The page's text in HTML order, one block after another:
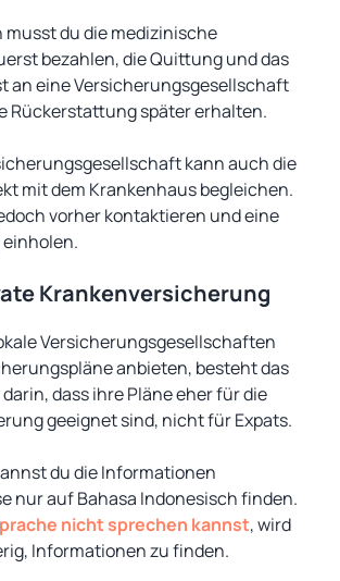
musst du die medizinische
bezahlen, die Quittung und das
an eine Versicherungsgesellschaft
Rückerstattung später erhalten.
kann auch die
mit dem Krankenhaus begleichen.
vorher kontaktieren und eine
Krankenversicherung
Versicherungsgesellschaften
anbieten, besteht das
dass ihre Pläne eher für die
geeignet sind, nicht für Expats.
du die Informationen
nur auf Bahasa Indonesisch finden.
nicht sprechen kannst, wird
Informationen zu finden.